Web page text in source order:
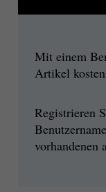
Mit einem
Artikel
Registrieren
vorhandenen